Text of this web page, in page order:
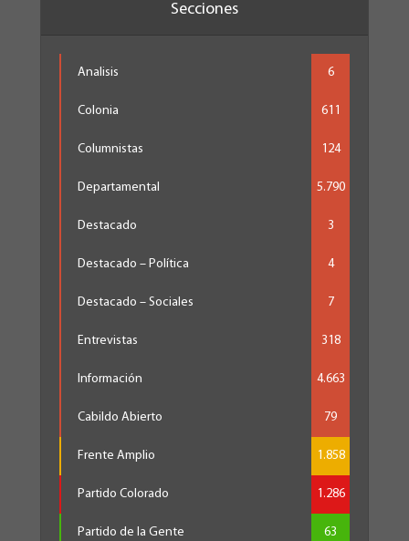
Secciones
Analisis 6
Colonia 611
Columnistas 124
Departamental 5.790
Destacado 3
Destacado – Política 4
Destacado – Sociales 7
Entrevistas 318
Información 4.663
Cabildo Abierto 79
Frente Amplio 1.858
Partido Colorado 1.286
Partido de la Gente 63